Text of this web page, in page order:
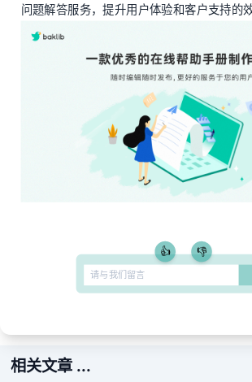
问题解答服务，提升用户体验和客户支持的效
👍 👎
相关文章 ...